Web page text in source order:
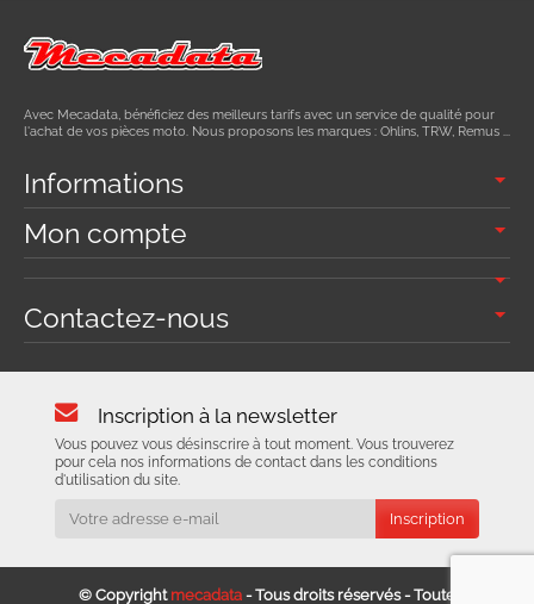
Avec Mecadata, bénéficiez des meilleurs tarifs avec un service de qualité pour
l'achat de vos pièces moto. Nous proposons les marques : Ohlins, TRW, Remus ...
Informations
Mon compte
Contactez-nous
Inscription à la newsletter
Vous pouvez vous désinscrire à tout moment. Vous trouverez
pour cela nos informations de contact dans les conditions
d'utilisation du site.
© Copyright mecadata - Tous droits réservés - Toute